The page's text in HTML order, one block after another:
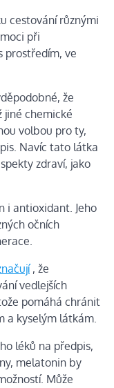
cestování různými
při
prostředím, ve
že
jiné chemické
volbou pro ty,
Navíc tato látka
zdraví, jako
i antioxidant. Jeho
očních
, že
vedlejších
pomáhá chránit
a kyselým látkám.
léků na předpis,
melatonin by
Může